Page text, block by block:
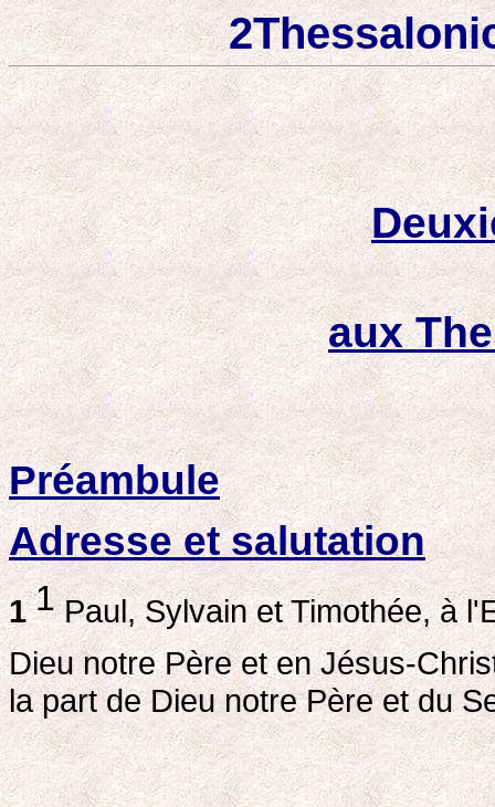
aux
Préambule
Adresse et salutation
1 1Paul, Sylvain et Timothée, à
Dieu notre Père et en Jésus-
la part de Dieu notre Père et du